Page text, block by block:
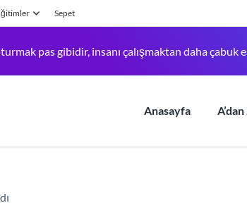
Sepet
pas gibidir, insanı çalışmaktan daha çabuk
Anasayfa